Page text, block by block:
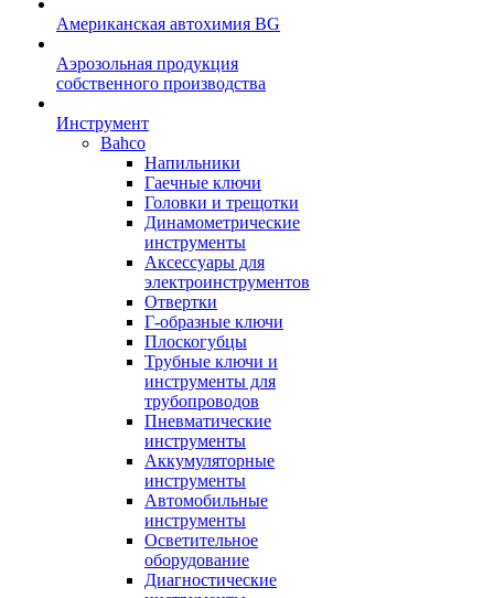
Американская автохимия BG
Аэрозольная продукция
собственного производства
Инструмент
Bahco
Напильники
Гаечные ключи
Головки и трещотки
Динамометрические
инструменты
Аксессуары для
электроинструментов
Отвертки
Г-образные ключи
Плоскогубцы
Трубные ключи и
инструменты для
трубопроводов
Пневматические
инструменты
Аккумуляторные
инструменты
Автомобильные
инструменты
Осветительное
оборудование
Диагностические